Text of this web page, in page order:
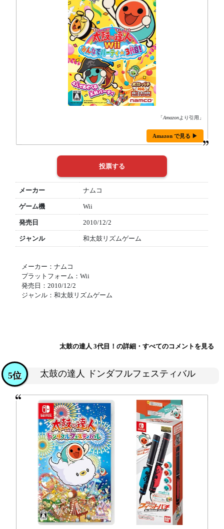
「Amazonより引用」
Amazon で見る ▶
メーカー ナムコ
ゲーム機 Wii
発売日 2010/12/2
ジャンル 和太鼓リズムゲーム
メーカー：ナムコ
プラットフォーム：Wii
発売日：2010/12/2
ジャンル：和太鼓リズムゲーム
太鼓の達人 3代目！の詳細・すべてのコメントを見る
太鼓の達人 ドンダフルフェスティバル
5位